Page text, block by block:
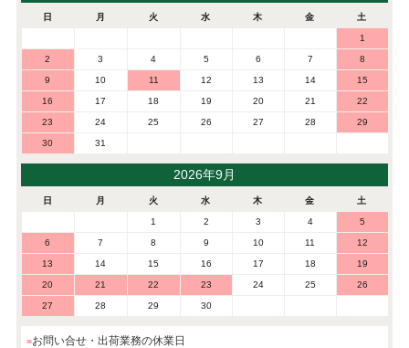
日 月 火 水 木 金 土
1
2 3 4 5 6 7 8
9 10 11 12 13 14 15
16 17 18 19 20 21 22
23 24 25 26 27 28 29
30 31
2026年9月
日 月 火 水 木 金 土
1 2 3 4 5
6 7 8 9 10 11 12
13 14 15 16 17 18 19
20 21 22 23 24 25 26
27 28 29 30
お問い合せ・出荷業務の休業日